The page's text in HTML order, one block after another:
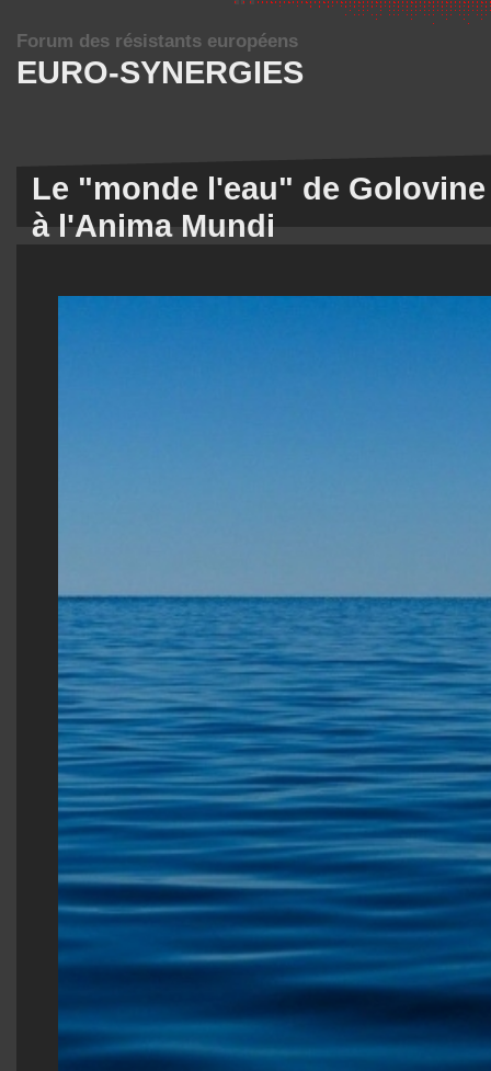
EURO-SYNERGIES
Forum des résistants européens
Le "monde l'eau" de
à l'Anima Mundi